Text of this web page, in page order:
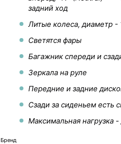
задний ход
Литые колеса, диаметр -
Светятся фары
Багажник спереди и
Зеркала на руле
Передние и задние
Сзади за сиденьем есть
Максимальная нагрузка -
Бренд